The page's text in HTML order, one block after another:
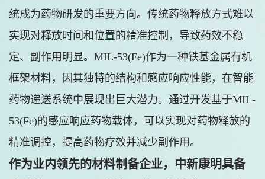
统成为药物研发的重要方向。传统药物释放方式难以
实现对释放时间和位置的精准控制，导致药效不稳
定、副作用明显。MIL-53(Fe)作为一种铁基金属有机
框架材料，因其独特的结构和感应响应性能，在智能
药物递送系统中展现出巨大潜力。通过开发基于MIL-
53(Fe)的感应响应药物载体，可以实现对药物释放的
精准调控，提高药物疗效并减少副作用。
作为业内领先的材料制备企业，中新康明具备